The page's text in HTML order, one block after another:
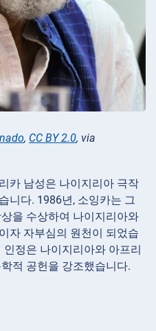
, CC BY 2.0, via
카 남성은 나이지리아 극작
니다. 1986년, 소잉카는 그
을 수상하여 나이지리아와
자 자부심의 원천이 되었습
정은 나이지리아와 아프리
적 공헌을 강조했습니다.